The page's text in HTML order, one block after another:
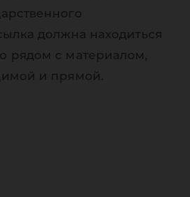
должна находиться
рядом с материалом,
и прямой.